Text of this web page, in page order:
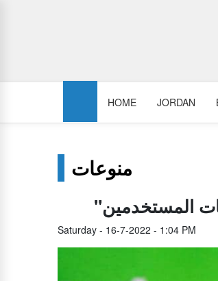
HOME JORDAN
منوعات
المستخدمين
Saturday - 16-7-2022 - 1:04 PM